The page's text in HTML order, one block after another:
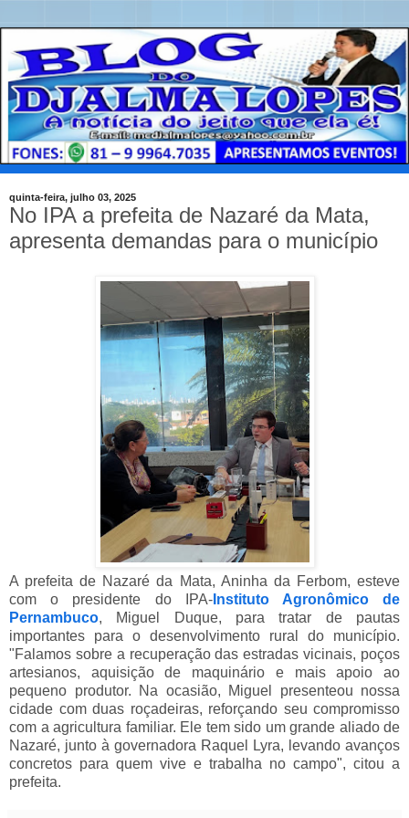
quinta-feira, julho 03, 2025
No IPA a prefeita de Nazaré da Mata,
apresenta demandas para o município
A prefeita de Nazaré da Mata, Aninha da Ferbom, esteve
com o presidente do IPA-Instituto Agronômico de
Pernambuco, Miguel Duque, para tratar de pautas
importantes para o desenvolvimento rural do município.
"Falamos sobre a recuperação das estradas vicinais, poços
artesianos, aquisição de maquinário e mais apoio ao
pequeno produtor. Na ocasião, Miguel presenteou nossa
cidade com duas roçadeiras, reforçando seu compromisso
com a agricultura familiar. Ele tem sido um grande aliado de
Nazaré, junto à governadora Raquel Lyra, levando avanços
concretos para quem vive e trabalha no campo", citou a
prefeita.